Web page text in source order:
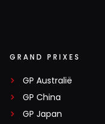
GRAND PRIXES
GP Australië
GP China
GP Japan